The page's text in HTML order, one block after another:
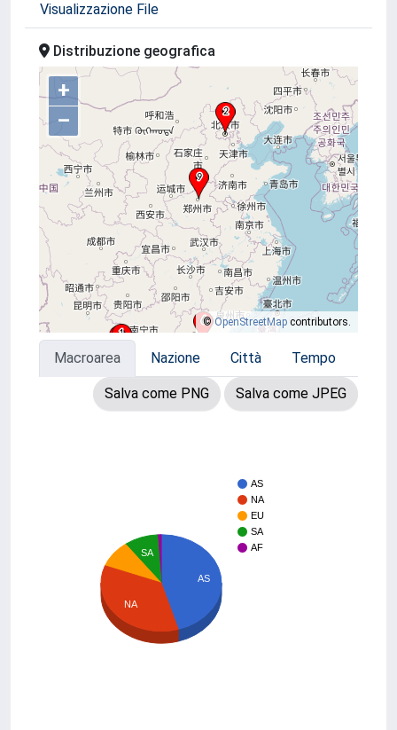
Visualizzazione File
Distribuzione geografica
+
–
©OpenStreetMap contributors.
Macroarea Nazione Città Tempo
Salva come PNG Salva come JPEG
AS
NA
EU
SA
AF
AS
SA
NA